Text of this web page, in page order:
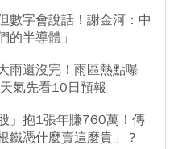
數字會說話！謝金河：中
的半導體」
雨還沒完！雨區熱點曝
氣先看10日預報
」抱1張年賺760萬！傳
鐵憑什麼賣這麼貴」？